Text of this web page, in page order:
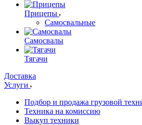
Прицепы
Самосвальные
Самосвалы
Тягачи
Доставка
Услуги
Подбор и продажа грузовой
Техника на комиссию
Выкуп техники